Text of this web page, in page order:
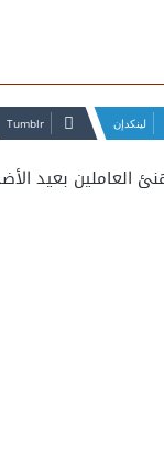
لينكدإن
العاملين بعيد